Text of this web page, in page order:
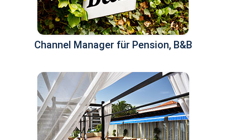
Channel Manager für Pension, B&B